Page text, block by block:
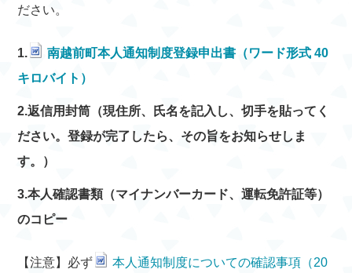
ださい。
1.
南越前町本人通知制度登録申出書（ワード形式 40
キロバイト）
2.返信用封筒（現住所、氏名を記入し、切手を貼ってく
ださい。登録が完了したら、その旨をお知らせしま
す。）
3.本人確認書類（マイナンバーカード、運転免許証等）
のコピー
【注意】必ず 本人通知制度についての確認事項（20